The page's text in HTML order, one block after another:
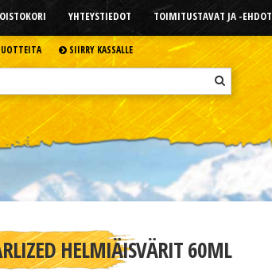
YHTEYSTIEDOT TOIMITUSTAVAT JA -EHDOT
SIIRRY KASSALLE
HELMIÄISVÄRIT 60ML